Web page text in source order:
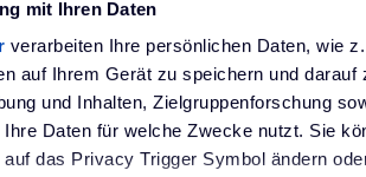
mit Ihren Daten
verarbeiten Ihre persönlichen Daten, wie
auf Ihrem Gerät zu speichern und
und Inhalten, Zielgruppenforschung
Daten für welche Zwecke nutzt. Sie
das Privacy Trigger Symbol ändern
142 x 395 x 225 mm
2,68 kg